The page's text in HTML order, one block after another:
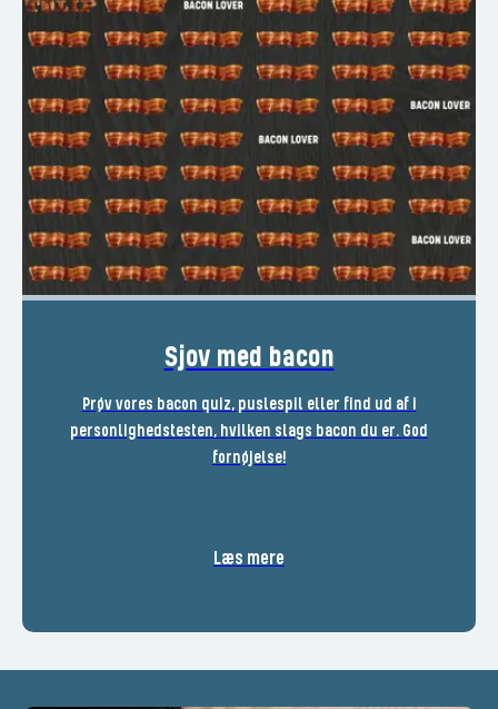
Sjov med bacon
Prøv vores bacon quiz, puslespil eller find ud af i
personlighedstesten, hvilken slags bacon du er. God
fornøjelse!
Læs mere